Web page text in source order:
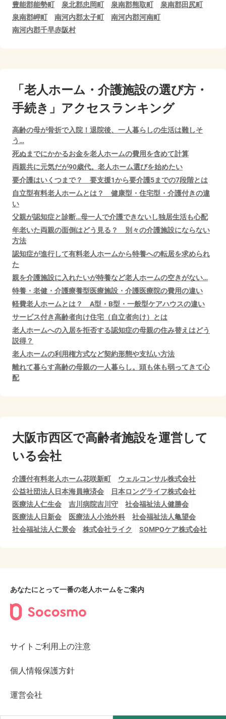
豊能郡能勢町
泉北郡忠岡町 泉南郡熊取町
泉南郡田尻町
泉南郡岬町
南河内郡太子町
南河内郡河南町
南河内郡千早赤阪村
「老人ホーム・介護施設の選び方・
手続き」アクセスランキング
高齢の母が骨折で入院！退院後、一人暮らしの生活は難しそ
う…
死ぬまでにかかるお金を老人ホームの費用を含めて計算
両親共に元気だが90歳代。老人ホーム選びを始めたい
要介護はいくつまで？ 要支援1から要介護5までの7段階とは
自立型有料老人ホームとは？ 健康型・住宅型・介護付きの違
い
父親が認知症と診断…母一人で介護できないし独居生活も心配
年老いた両親の面倒はどう見る？ 別々の介護施設にならない
方法
認知症が進行して有料老人ホームから特養への転居を求められ
た
親を介護施設に入れたいが特養など老人ホームの空きがない…
特養・老健・介護療養型医療施設・介護医療院の費用の違い
軽費老人ホームとは？ A型・B型・一般型ケアハウスの違い
サービス付き高齢者向け住宅（自立者向け）とは
老人ホームへの入居を拒否する認知症の母親の住み替えはどう
説得？
老人ホームの利用権方式など契約形態や支払い方法
離れて暮らす高齢の母親の一人暮らし。頭も体も弱ってきて心
配
大阪市西区で高齢者施設を運営して
いる会社
介護付有料老人ホーム花咲新町
ウェルコンサル株式会社
公益社団法人日本海員掖済会
日本ロングライフ株式会社
医療法人仁生会
吉川病院吉川守
社会福祉法人健勝会
医療法人日新会
医療法人小池外科
社会福祉法人亀望会
社会福祉法人仁景会
株式会社ライク SOMPOケア株式会社
あなたにとって一番の老人ホームをご案内
サイトご利用上の注意
個人情報保護方針
運営会社